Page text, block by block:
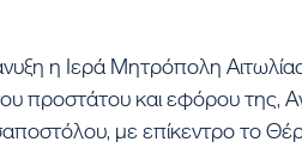
η Ιερά Μητρόπολη Αιτωλίας
προστάτου και εφόρου της,
με επίκεντρο το